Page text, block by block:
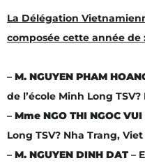
La Délégation
composée cette année de
– M. NGUYEN PHAM
de l’école Minh Long
– Mme NGO THI NGOC VUI
Long TSV? Nha Trang,
– M. NGUYEN DINH DAT –